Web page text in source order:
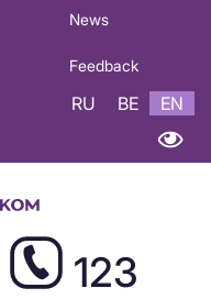
News
Feedback
RU BE EN
123